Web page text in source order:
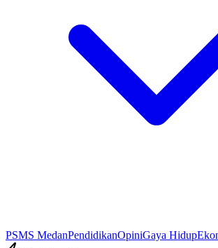
PSMS MedanPendidikanOpiniGaya Hidup